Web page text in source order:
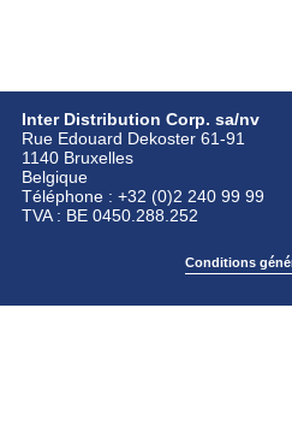
Inter Distribution Corp. sa/nv
Rue Edouard Dekoster 61-91
1140 Bruxelles
Belgique
Téléphone : +32 (0)2 240 99 99
TVA : BE 0450.288.252
Conditions